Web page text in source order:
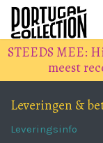
Overslaan naar
STEEDS MEE:
meest
Leveringen &
Leveringsinfo